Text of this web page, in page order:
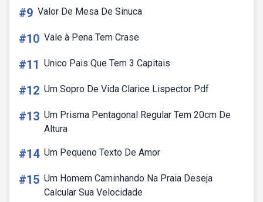
#9 Valor De Mesa De Sinuca
#10 Vale à Pena Tem Crase
#11 Unico Pais Que Tem 3 Capitais
#12 Um Sopro De Vida Clarice Lispector Pdf
#13 Um Prisma Pentagonal Regular Tem 20cm De
Altura
#14 Um Pequeno Texto De Amor
#15 Um Homem Caminhando Na Praia Deseja
Calcular Sua Velocidade